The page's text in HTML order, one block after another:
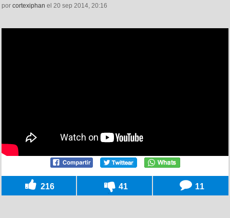
por cortexiphan el 20 sep 2014, 20:16
216 41 11